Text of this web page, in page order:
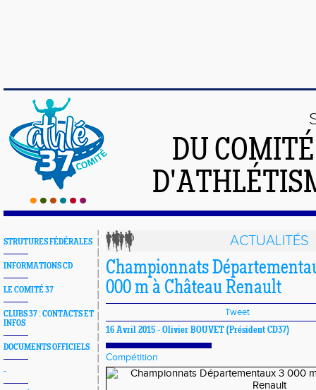
DU
STRUTURES FÉDÉRALES
INFORMATIONS CD
LE COMITÉ 37
CLUBS 37 : CONTACTS ET
INFOS
DOCUMENTS OFFICIELS
-
ACTUALITÉS
Championnats
000 m à Château Renault
Tweet
16 Avril 2015 - Olivier BOUVET (Président CD37)
Compétition